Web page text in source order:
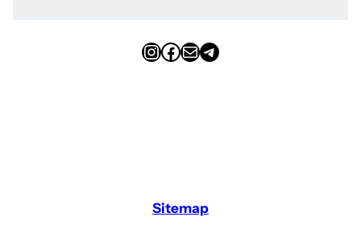
InstagramFacebook Email Telegram
Sitemap